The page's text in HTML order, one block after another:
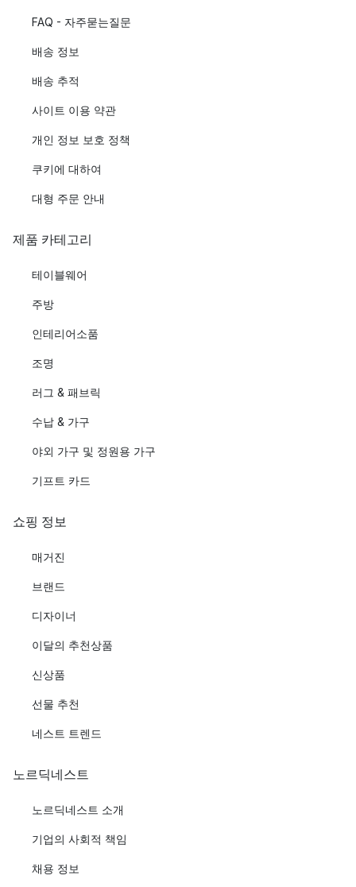
FAQ - 자주묻는질문
배송 정보
배송 추적
사이트 이용 약관
개인 정보 보호 정책
쿠키에 대하여
대형 주문 안내
제품 카테고리
테이블웨어
주방
인테리어소품
조명
러그 & 패브릭
수납 & 가구
야외 가구 및 정원용 가구
기프트 카드
쇼핑 정보
매거진
브랜드
디자이너
이달의 추천상품
신상품
선물 추천
네스트 트렌드
노르딕네스트
노르딕네스트 소개
기업의 사회적 책임
채용 정보